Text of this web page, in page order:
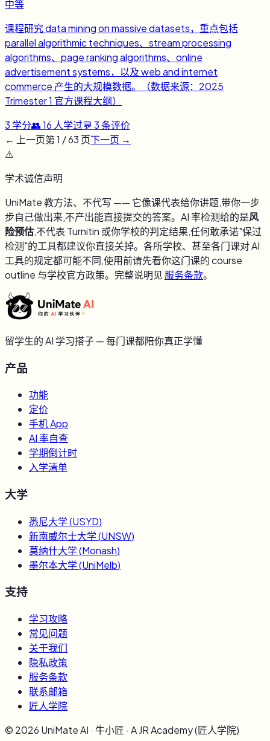
中等
课程研究 data mining on massive datasets，重点包括
parallel algorithmic techniques、stream processing
algorithms、page ranking algorithms、online
advertisement systems，以及 web and internet
commerce 产生的大规模数据。（数据来源：2025
Trimester 1 官方课程大纲）
3 学分👥16 人学过💬 3条评价
← 上一页第1 /63 页下一页 →
⚠️
学术诚信声明
UniMate 教方法、不代写 —— 它像课代表给你讲题,带你一步
步自己做出来,不产出能直接提交的答案。AI 率检测给的是风
险预估,不代表 Turnitin 或你学校的判定结果,任何敢承诺"保过
检测"的工具都建议你直接关掉。各所学校、甚至各门课对 AI
工具的规定都可能不同,使用前请先看你这门课的 course
outline 与学校官方政策。完整说明见 服务条款。
留学生的 AI 学习搭子 — 每门课都陪你真正学懂
产品
功能
定价
手机 App
AI 率自查
学期倒计时
入学清单
大学
悉尼大学(USYD)
新南威尔士大学(UNSW)
莫纳什大学(Monash)
墨尔本大学(UniMelb)
支持
学习攻略
常见问题
关于我们
隐私政策
服务条款
联系邮箱
匠人学院
© 2026 UniMate AI · 牛小匠 · A JR Academy (匠人学院)